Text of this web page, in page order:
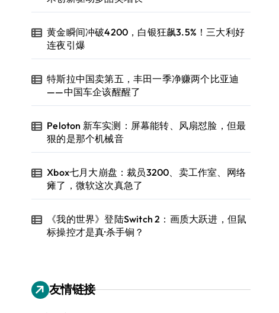
黄金瞬间冲破4200，白银狂飙3.5%！三大利好
连夜引爆
特斯拉中国卖第五，丰田一季净赚两个比亚迪
——中国车企该醒醒了
Peloton 新车实测：屏幕能转、风扇怼脸，但最
狠的是那个机械音
Xbox七月大崩盘：裁员3200、卖工作室、网络
瘫了，微软这次真急了
《我的世界》登陆Switch 2：画质大跃进，但鼠
标操控才是真·杀手锏？
友情链接